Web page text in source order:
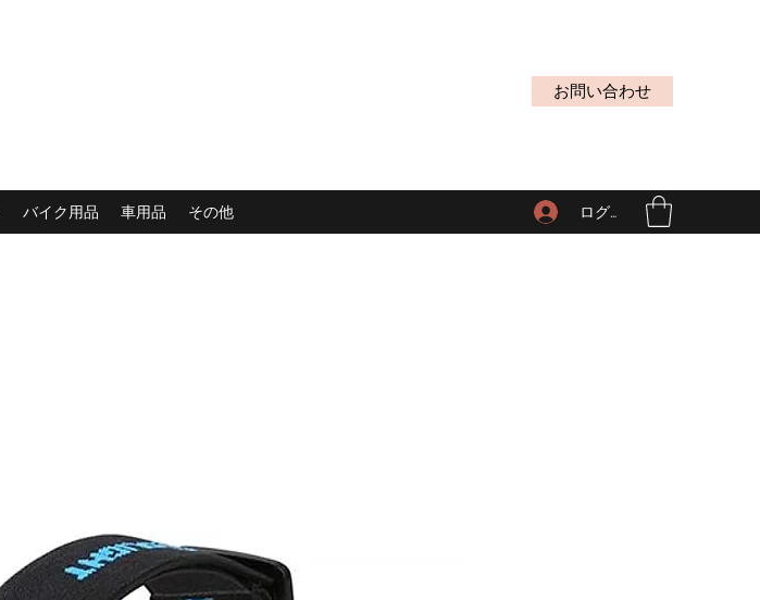
お問い合わせ
バイク用品 車用品 その他 ログイン